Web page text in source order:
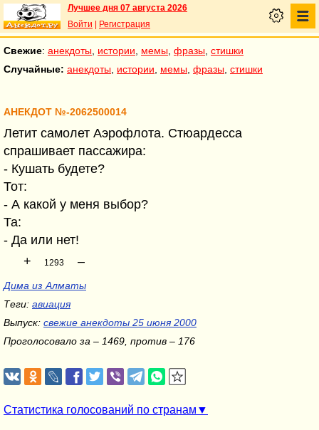
Лучшее дня 07 августа 2026
Войти
Регистрация
Свежие: анекдоты истории мемы фразы стишки
Случайные: анекдоты истории мемы фразы стишки
АНЕКДОТ №-2062500014
Летит самолет Аэрофлота. Стюардесса
спрашивает пассажира:
- Кушать будете?
Тот:
- А какой у меня выбор?
Та:
- Да или нет!
+
1293 –
Дима из Алматы
Теги: авиация
Выпуск: свежие анекдоты 25 июня 2000
Проголосовало за – 1469, против – 176
Статистика голосований по странам